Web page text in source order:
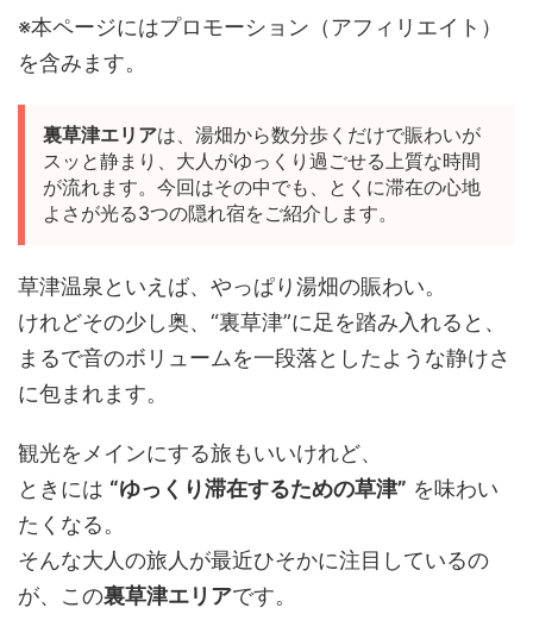
※本ページにはプロモーション（アフィリエイト）
を含みます。
裏草津エリアは、湯畑から数分歩くだけで賑わいが
スッと静まり、大人がゆっくり過ごせる上質な時間
が流れます。今回はその中でも、とくに滞在の心地
よさが光る3つの隠れ宿をご紹介します。
草津温泉といえば、やっぱり湯畑の賑わい。
けれどその少し奥、“裏草津”に足を踏み入れると、
まるで音のボリュームを一段落としたような静けさ
に包まれます。
観光をメインにする旅もいいけれど、
ときには “ゆっくり滞在するための草津” を味わい
たくなる。
そんな大人の旅人が最近ひそかに注目しているの
が、この裏草津エリアです。